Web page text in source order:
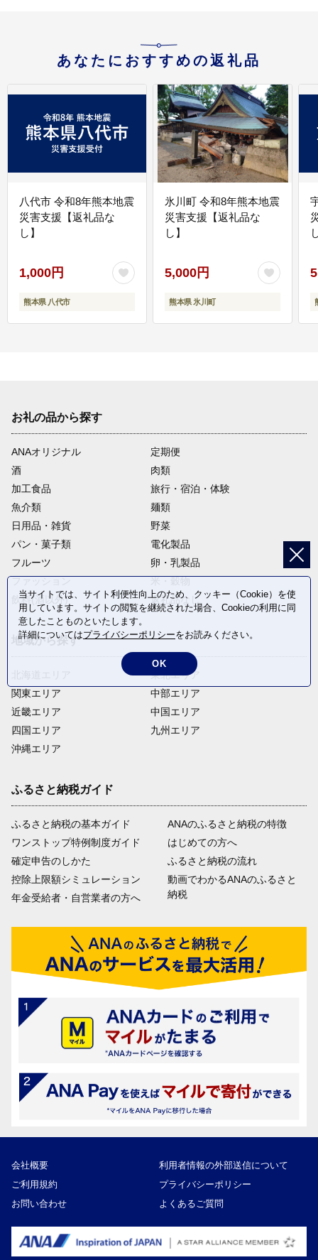
あなたにおすすめの返礼品
八代市 令和8年熊本地震
災害支援【返礼品な
し】
1,000円
熊本県 八代市
氷川町 令和8年熊本地震
災害支援【返礼品な
し】
5,000円
熊本県 氷川町
お礼の品から探す
ANAオリジナル
定期便
酒
肉類
加工食品
旅行・宿泊・体験
魚介類
麺類
日用品・雑貨
野菜
パン・菓子類
電化製品
フルーツ
卵・乳製品
飲料(酒以外)
返礼品なし
地域から探す
関東エリア
近畿エリア
四国エリア
沖縄エリア
東北エリア
中部エリア
中国エリア
九州エリア
ふるさと納税ガイド
ふるさと納税の基本ガイド
ワンストップ特例制度ガイド
確定申告のしかた
控除上限額シミュレーション
年金受給者・自営業者の方へ
ANAのふるさと納税の特徴
はじめての方へ
ふるさと納税の流れ
動画でわかるANAのふるさと
納税
会社概要
利用者情報の外部送信について
ご利用規約
プライバシーポリシー
お問い合わせ
よくあるご質問
当サイトでは、サイト利便性向上のため、クッキー（Cookie）を使
用しています。サイトの閲覧を継続された場合、Cookieの利用に同
意したことものといたします。
詳細についてはプライバシーポリシーをお読みください。
OK